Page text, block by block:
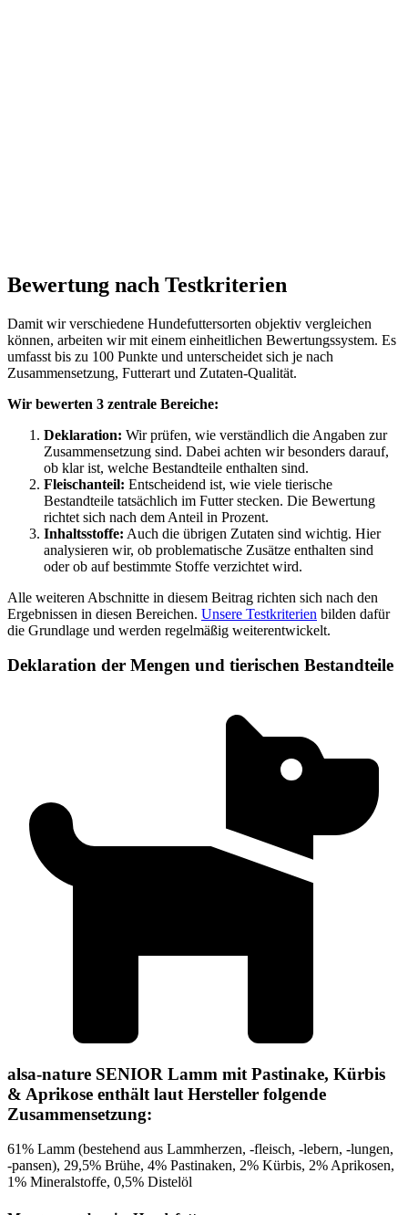
Bewertung nach Testkriterien
Damit wir verschiedene Hundefuttersorten objektiv vergleichen
können, arbeiten wir mit einem einheitlichen Bewertungssystem. Es
umfasst bis zu 100 Punkte und unterscheidet sich je nach
Zusammensetzung, Futterart und Zutaten-Qualität.
Wir bewerten 3 zentrale Bereiche:
Deklaration: Wir prüfen, wie verständlich die Angaben zur
Zusammensetzung sind. Dabei achten wir besonders darauf,
ob klar ist, welche Bestandteile enthalten sind.
Fleischanteil: Entscheidend ist, wie viele tierische
Bestandteile tatsächlich im Futter stecken. Die Bewertung
richtet sich nach dem Anteil in Prozent.
Inhaltsstoffe: Auch die übrigen Zutaten sind wichtig. Hier
analysieren wir, ob problematische Zusätze enthalten sind
oder ob auf bestimmte Stoffe verzichtet wird.
Alle weiteren Abschnitte in diesem Beitrag richten sich nach den
Ergebnissen in diesen Bereichen. Unsere Testkriterien bilden dafür
die Grundlage und werden regelmäßig weiterentwickelt.
Deklaration der Mengen und tierischen Bestandteile
alsa-nature SENIOR Lamm mit Pastinake, Kürbis
& Aprikose enthält laut Hersteller folgende
Zusammensetzung:
61% Lamm (bestehend aus Lammherzen, -fleisch, -lebern, -lungen,
-pansen), 29,5% Brühe, 4% Pastinaken, 2% Kürbis, 2% Aprikosen,
1% Mineralstoffe, 0,5% Distelöl